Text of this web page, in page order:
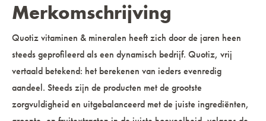
Merkomschrijving
Quotiz vitaminen & mineralen heeft zich door de jaren heen
steeds geprofileerd als een dynamisch bedrijf. Quotiz, vrij
vertaald betekend: het berekenen van ieders evenredig
aandeel. Steeds zijn de producten met de grootste
zorgvuldigheid en uitgebalanceerd met de juiste ingrediënten,